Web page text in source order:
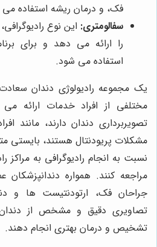
فک، و درمان ریشه استفاده
سفالومتری: این نوع
را ارائه می دهد و برای
استفاده می شود.
یک مجموعه رادیولوژی دندان
مختلفی از افراد خدمات ارائه
تصویربرداری دندان دارند، مانند
مشکلات پریودنتال هستند، بایستی
نسبت به انجام رادیوگرافی به مراکز
مراجعه کنند. همواره
جراحان فک، ارتودنتیست ها و
تصاویری دقیق و مشخص از
تشخیص و درمان بهتری انجام دهند.